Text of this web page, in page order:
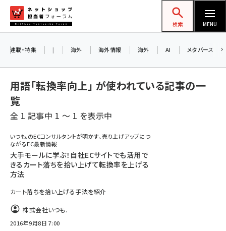
ン
ネットショップ担当者フォーラム
検索 MENU
amazon (2247)
yahoo (1901)
楽天 (1871)
ecbeing (1207)
アスクル (1119)
base (1075)
ビィ・フォアード (773)
連載・特集 | 海外 海外情報 海外 AI メタバース
用語「転換率向上」 が使われている記事の一
覧
全 1 記事中 1 ～ 1 を表示中
いつも.のECコンサルタントが明かす、売り上げアップにつ
ながるEC最新情報
大手モールに学ぶ！自社ECサイトでも活用で
きるカート落ちを拾い上げて転換率を上げる
方法
カート落ちを拾い上げる手法を紹介
株式会社いつも.
2016年9月8日 7:00